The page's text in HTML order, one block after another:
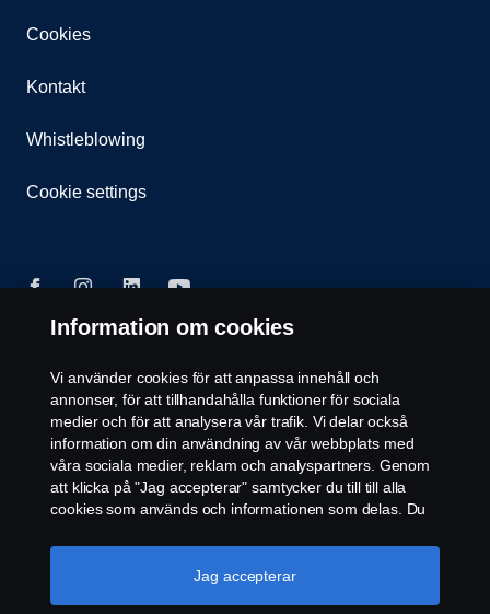
Cookies
Kontakt
Whistleblowing
Cookie settings
© Copyright Scania 2025. Scania Sverige AB, Box
900, 127 29 Stockholm, Telefon: 010-706 60 00
Information om cookies
Vi använder cookies för att anpassa innehåll och
annonser, för att tillhandahålla funktioner för sociala
medier och för att analysera vår trafik. Vi delar också
information om din användning av vår webbplats med
våra sociala medier, reklam och analyspartners. Genom
att klicka på "Jag accepterar" samtycker du till till alla
cookies som används och informationen som delas. Du
"Cookie-inställningar" och välja de kategorier du vill
acceptera. För en mer detaljerad förklaring av hur vi
Jag accepterar